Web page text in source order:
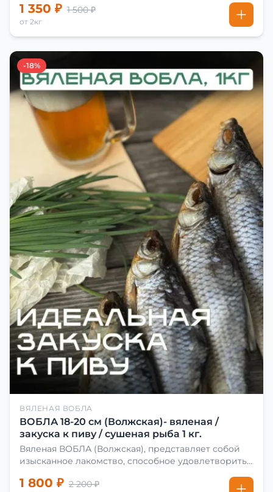
1 350 ₽ 1 500 ₽
от 2кг
-18%
ВЯЛЕНАЯ ВОБЛА
ВОБЛА 18-20 см (Волжская)- вяленая /
закуска к пиву / сушеная рыба 1 кг.
Вяленая ВОБЛА (Волжская), представляет собой
изысканное лакомство, способное удовлетворить
сделать вяленую воблу, её сначала хорошо солят.
1 800 ₽ 2 200 ₽